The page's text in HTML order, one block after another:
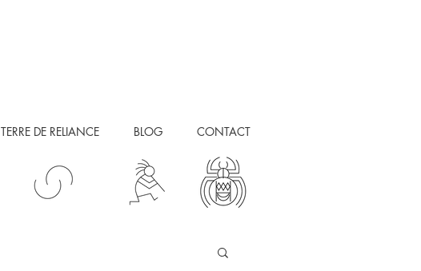
TERRE DE RELIANCE BLOG CONTACT